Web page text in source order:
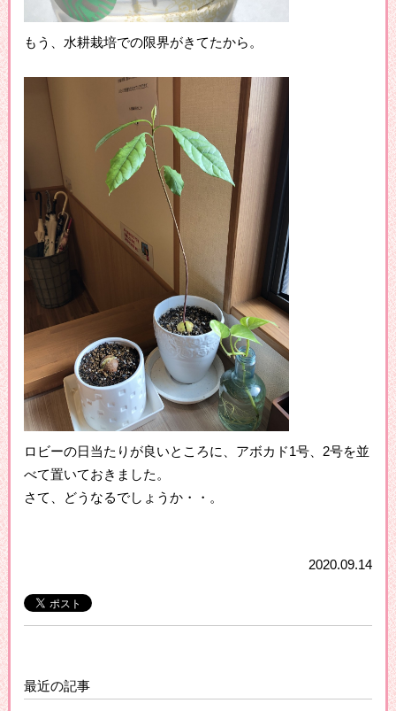
もう、水耕栽培での限界がきてたから。
ロビーの日当たりが良いところに、アボカド1号、2号を並
べて置いておきました。
さて、どうなるでしょうか・・。
2020.09.14
最近の記事